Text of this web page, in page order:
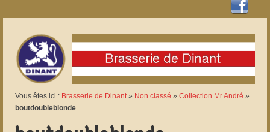
Vous êtes ici : Brasserie de Dinant» Non classé » Collection Mr André »
boutdoubleblonde